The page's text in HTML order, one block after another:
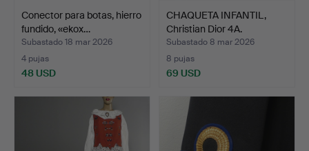
Conector para botas, hierro
fundido, «ekox…
Subastado 18 mar 2026
4 pujas
48 USD
CHAQUETA INFANTIL,
Christian Dior 4A.
Subastado 8 mar 2026
8 pujas
69 USD